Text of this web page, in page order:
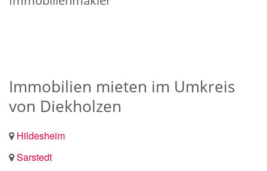
Immobilien mieten im Umkreis
von Diekholzen
Hildesheim
Sarstedt